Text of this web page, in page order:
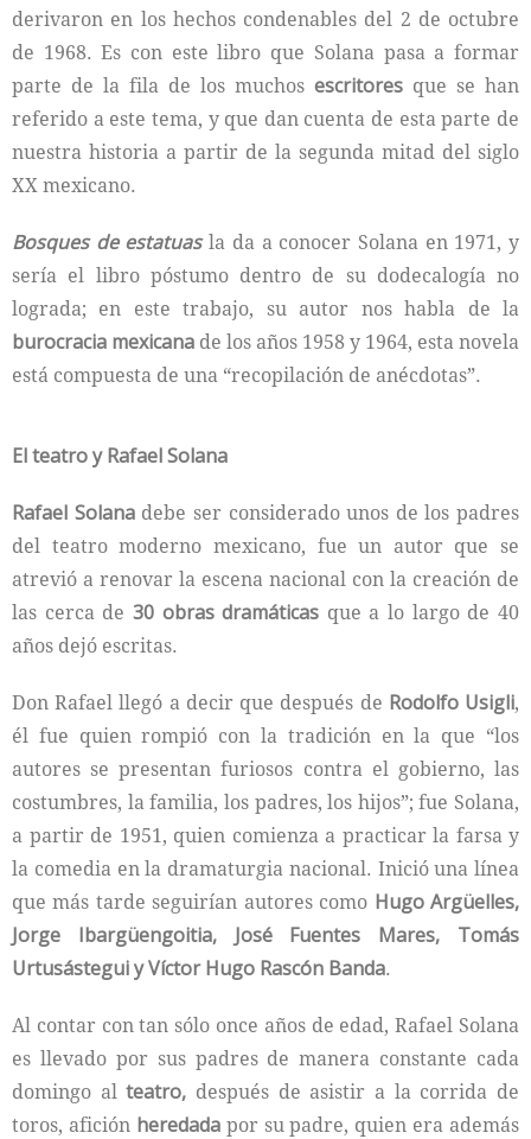
derivaron en los hechos condenables del 2 de octubre
de 1968. Es con este libro que Solana pasa a formar
parte de la fila de los muchos escritores que se han
referido a este tema, y que dan cuenta de esta parte de
nuestra historia a partir de la segunda mitad del siglo
XX mexicano.
Bosques de estatuasla da a conocer Solana en 1971, y
sería el libro póstumo dentro de su dodecalogía no
lograda; en este trabajo, su autor nos habla de la
burocracia mexicana de los años 1958 y 1964, esta novela
está compuesta de una “recopilación de anécdotas”.
El teatro y Rafael Solana
Rafael Solanadebe ser considerado unos de los padres
del teatro moderno mexicano, fue un autor que se
atrevió a renovar la escena nacional con la creación de
las cerca de 30 obras dramáticas que a lo largo de 40
años dejó escritas.
Don Rafael llegó a decir que después de Rodolfo Usigli,
él fue quien rompió con la tradición en la que “los
autores se presentan furiosos contra el gobierno, las
costumbres, la familia, los padres, los hijos”; fue Solana,
a partir de 1951, quien comienza a practicar la farsa y
la comedia en la dramaturgia nacional. Inició una línea
que más tarde seguirían autores como Hugo Argüelles,
Jorge Ibargüengoitia, José Fuentes Mares, Tomás
Urtusástegui y Víctor Hugo Rascón Banda.
Al contar con tan sólo once años de edad, Rafael Solana
es llevado por sus padres de manera constante cada
domingo alteatro, después de asistir a la corrida de
toros, afición heredadapor su padre, quien era además